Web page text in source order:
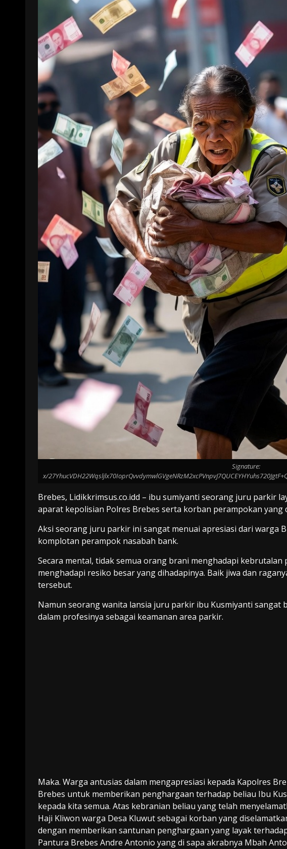
Signature:
x/
Brebes, Lidikkrimsus.co.idd – ibu sumiyanti seorang juru parkir
aparat kepolisian Polres Brebes serta korban perampokan yang
Aksi seorang juru parkir ini sangat menuai apresiasi dari warga
komplotan perampok nasabah bank.
Secara mental, tidak semua orang brani menghadapi
menghadapi resiko besar yang dihadapinya. Baik jiwa dan
tersebut.
Namun seorang wanita lansia juru parkir ibu Kusmiyanti sangat
dalam profesinya sebagai keamanan area parkir.
Maka. Warga antusias dalam mengapresiasi kepada Kapolres
Brebes untuk memberikan penghargaan terhadap beliau Ibu
kepada kita semua. Atas kebranian beliau yang telah
Haji Kliwon warga Desa Kluwut sebagai korban yang
dengan memberikan santunan penghargaan yang layak
Pantura Brebes Andre Antonio yang di sapa akrabnya Mbah